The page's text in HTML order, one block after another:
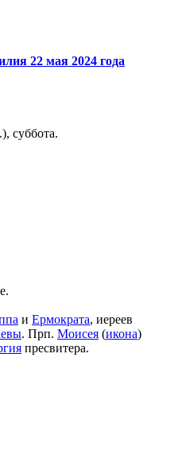
22 мая 2024 года
суббота.
и Ермократа, иереев
. Прп. Моисея (икона)
пресвитера.